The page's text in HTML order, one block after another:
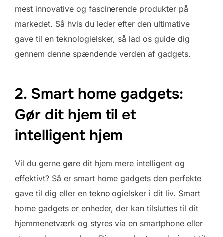
mest innovative og fascinerende produkter på
markedet. Så hvis du leder efter den ultimative
gave til en teknologielsker, så lad os guide dig
gennem denne spændende verden af gadgets.
2. Smart home gadgets:
Gør dit hjem til et
intelligent hjem
Vil du gerne gøre dit hjem mere intelligent og
effektivt? Så er smart home gadgets den perfekte
gave til dig eller en teknologielsker i dit liv. Smart
home gadgets er enheder, der kan tilsluttes til dit
hjemmenetværk og styres via en smartphone eller